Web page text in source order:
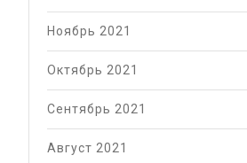
Ноябрь 2021
Октябрь 2021
Сентябрь 2021
Август 2021